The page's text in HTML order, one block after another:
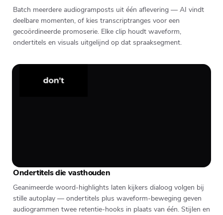
Batch meerdere audiogramposts uit één aflevering — AI vindt
deelbare momenten, of kies transcriptranges voor een
gecoördineerde promoserie. Elke clip houdt waveform,
ondertitels en visuals uitgelijnd op dat spraaksegment.
Ondertitels die vasthouden
Geanimeerde woord-highlights laten kijkers dialoog volgen bij
stille autoplay — ondertitels plus waveform-beweging geven
audiogrammen twee retentie-hooks in plaats van één. Stijlen en